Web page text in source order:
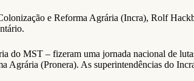
e Reforma Agrária (Incra), Rolf
do MST – fizeram uma jornada nacional de
(Pronera). As superintendências do